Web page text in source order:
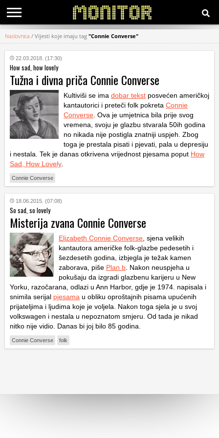
KATEGORIJE
HRVATSKI
WEB
Naslovnica / Vijesti koje imaju tag "Connie Converse"
22.03.2018. (17:30)
How sad, how lovely
Tužna i divna priča Connie Converse
Kultiviši se ima dobar tekst posvećen američkoj
kantautorici i preteči folk pokreta Connie
Converse . Ova je umjetnica bila prije svog
vremena, svoju je glazbu stvarala 50ih godina
no nikada nije postigla znatniji uspjeh. Zbog
toga je prestala pisati i pjevati, pala u depresiju
i nestala. Tek je danas otkrivena vrijednost pjesama poput How
Sad, How Lovely
Connie Converse
18.06.2015. (07:08)
So sad, so lovely
Misterija zvana Connie Converse
Elizabeth Connie Converse , sjena velikih
kantautora američke folk-glazbe pedesetih i
šezdesetih godina, izbjegla je težak kamen
zaborava, piše Plan b . Nakon neuspjeha u
pokušaju da izgradi glazbenu karijeru u New
Yorku, razočarana, odlazi u Ann Harbor, gdje je 1974. napisala i
snimila serijal pjesama u obliku oproštajnih pisama upućenih
prijateljima i ljudima koje je voljela. Nakon toga sjela je u svoj
volkswagen i nestala u nepoznatom smjeru. Od tada je nikad
nitko nije vidio. Danas bi joj bilo 85 godina.
Connie Converse folk